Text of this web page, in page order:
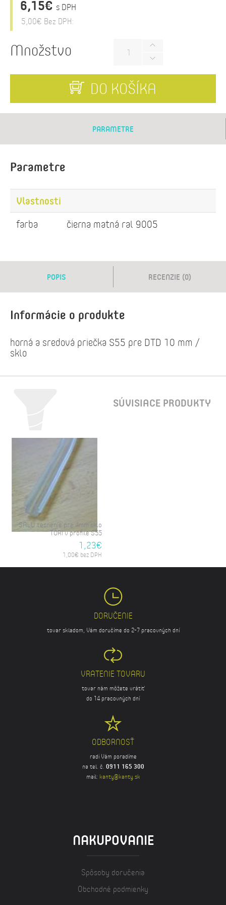
6,15€ s DPH
5,00€ Bez DPH:
Množstvo
DO KOŠÍKA
PARAMETRE
Parametre
Vlastnosti
farba
čierna matná ral 9005
POPIS RECENZIE (0)
Informácie o produkte
horná a sredová priečka S55 pre DTD 10 mm /
sklo
SÚVISIACE PRODUKTY
SALU tesnenie pre 4mm sklo
TORI v profile S55
1,23€
1,00€ bez DPH
DORUČENIE
tovar skladom, Vám doručíme do 2-7 pracovných dní
VRATENIE TOVARU
tovar nám môžete vrátiť
do 14 pracovných dní
ODBORNOSŤ
radi Vám poradíme
na tel. č. 0911 165 300
mail: kanty@kanty.sk
NAKUPOVANIE
Spôsoby doručenia
Obchodné podmienky